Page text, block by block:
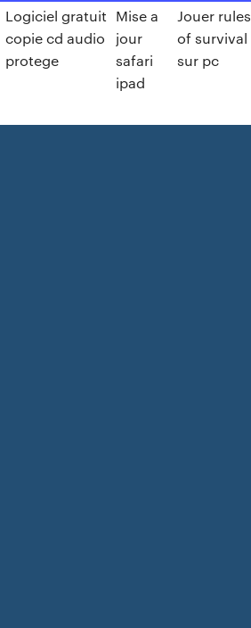
Logiciel gratuit
copie cd audio
protege
Mise a
jour
safari
ipad
Jouer rules
of survival
sur pc